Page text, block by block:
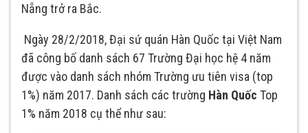
Nẵng trở ra Bắc.
Ngày 28/2/2018, Đại sứ quán Hàn Quốc tại Việt Nam
đã công bố danh sách 67 Trường Đại học hệ 4 năm
được vào danh sách nhóm Trường ưu tiên visa (top
1%) năm 2017. Danh sách các trường Hàn Quốc Top
1% năm 2018 cụ thể như sau: